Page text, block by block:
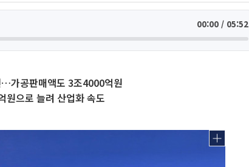
00:00 / 05:52
가공판매액도 3조4000억원
으로 늘려 산업화 속도